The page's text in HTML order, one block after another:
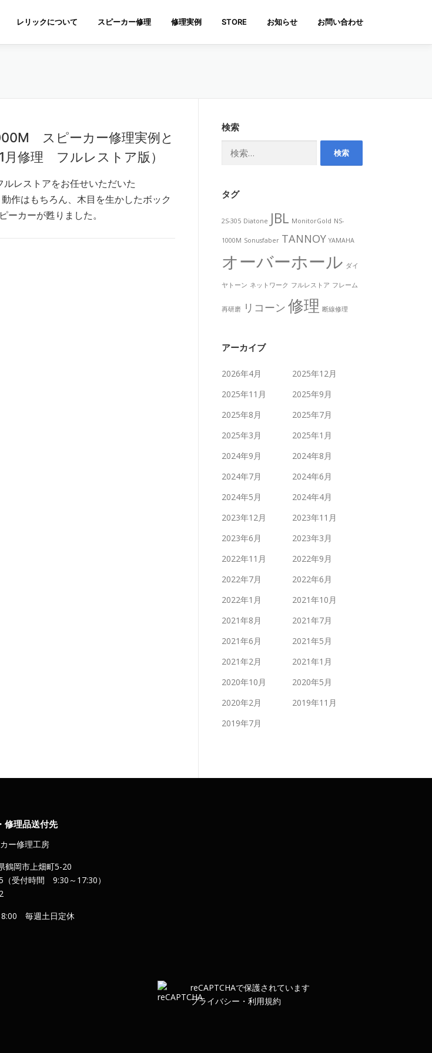
レリックについて スピーカー修理 修理実例 STORE お知らせ お問い合わせ
スピーカー修理実例と
月修理 フルレストア版）
レストアをお任せいただいた
作はもちろん、木目を生かしたボック
ーカーが甦りました。
検索
タグ
2S-305 Diatone JBL MonitorGold NS-
1000M Sonusfaber TANNOY YAMAHA
オーバーホール ダイ
ヤトーン ネットワーク フルレストア フレーム
再研磨 リコーン 修理 断線修理
アーカイブ
2026年4月
2025年12月
2025年11月
2025年9月
2025年8月
2025年7月
2025年3月
2025年1月
2024年9月
2024年8月
2024年7月
2024年6月
2024年5月
2024年4月
2023年12月
2023年11月
2023年6月
2023年3月
2022年11月
2022年9月
2022年7月
2022年6月
2022年1月
2021年10月
2021年8月
2021年7月
2021年6月
2021年5月
2021年2月
2021年1月
2020年10月
2020年5月
2020年2月
2019年11月
2019年7月
修理品送付先
ー修理工房
鶴岡市上畑町5-20
（受付時間 9:30～17:30）
毎週土日定休
reCAPTCHAで保護されています
プライバシー ・ 利用規約